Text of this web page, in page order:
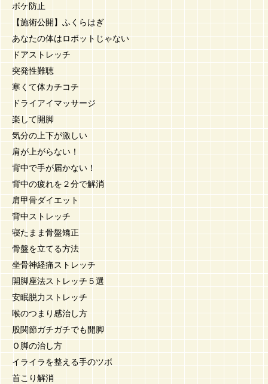
ボケ防止
【施術公開】ふくらはぎ
あなたの体はロボットじゃない
ドアストレッチ
突発性難聴
寒くて体カチコチ
ドライアイマッサージ
楽して開脚
気分の上下が激しい
肩が上がらない！
背中で手が届かない！
背中の疲れを２分で解消
肩甲骨ダイエット
背中ストレッチ
寝たまま骨盤矯正
骨盤を立てる方法
坐骨神経痛ストレッチ
開脚座法ストレッチ５選
安眠脱力ストレッチ
喉のつまり感治し方
股関節ガチガチでも開脚
Ｏ脚の治し方
イライラを整える手のツボ
首こり解消